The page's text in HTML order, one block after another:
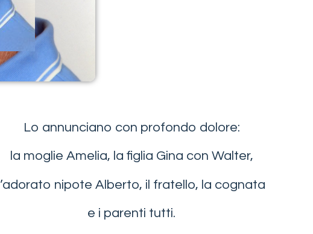
Lo annunciano con profondo dolore:
la moglie Amelia, la figlia Gina con Walter,
l’adorato nipote Alberto, il fratello, la cognata
e i parenti tutti.